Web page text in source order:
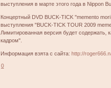
выступления в марте этого года в Nippon
Концертный DVD BUCK-TICK "memento
выступления "BUCK-TICK TOUR 2009
Лимитированная версия будет содержать,
кадром".
Информация взята с сайта:http://
0